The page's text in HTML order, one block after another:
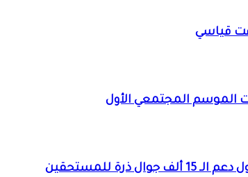
قياسي
الموسم المجتمعي الأول
للمستحقين